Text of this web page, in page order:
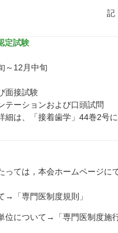
記
定試験
～12月中旬
面接試験
テーションおよび口頭試問
細は、「接着歯学」44巻2号
っては，本会ホームページに
→「専門医制度規則」
位について→「専門医制度施行